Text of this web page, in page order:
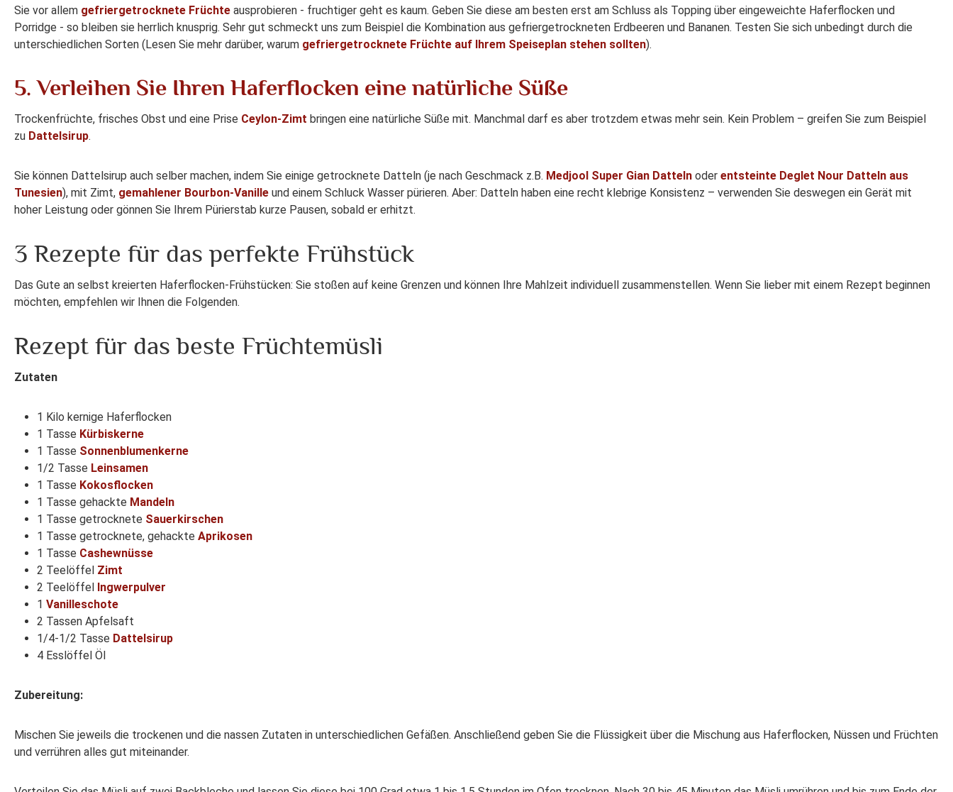
Sie vor allem gefriergetrocknete Früchte ausprobieren - fruchtiger geht es kaum. Geben Sie diese am besten erst am Schluss als Topping über eingeweichte Haferflocken und
Porridge - so bleiben sie herrlich knusprig. Sehr gut schmeckt uns zum Beispiel die Kombination aus gefriergetrockneten Erdbeeren und Bananen. Testen Sie sich unbedingt durch die
unterschiedlichen Sorten (Lesen Sie mehr darüber, warum gefriergetrocknete Früchte auf Ihrem Speiseplan stehen sollten).
5. Verleihen Sie Ihren Haferflocken eine natürliche Süße
Trockenfrüchte, frisches Obst und eine Prise Ceylon-Zimt bringen eine natürliche Süße mit. Manchmal darf es aber trotzdem etwas mehr sein. Kein Problem – greifen Sie zum Beispiel
zu Dattelsirup.
Sie können Dattelsirup auch selber machen, indem Sie einige getrocknete Datteln (je nach Geschmack z.B. Medjool Super Gian Datteln oder entsteinte Deglet Nour Datteln aus
Tunesien), mit Zimt, gemahlener Bourbon-Vanille und einem Schluck Wasser pürieren. Aber: Datteln haben eine recht klebrige Konsistenz – verwenden Sie deswegen ein Gerät mit
hoher Leistung oder gönnen Sie Ihrem Pürierstab kurze Pausen, sobald er erhitzt.
3 Rezepte für das perfekte Frühstück
Das Gute an selbst kreierten Haferflocken-Frühstücken: Sie stoßen auf keine Grenzen und können Ihre Mahlzeit individuell zusammenstellen. Wenn Sie lieber mit einem Rezept beginnen
möchten, empfehlen wir Ihnen die Folgenden.
Rezept für das beste Früchtemüsli
Zutaten
1 Kilo kernige Haferflocken
1 Tasse Kürbiskerne
1 Tasse Sonnenblumenkerne
1/2 Tasse Leinsamen
1 Tasse Kokosflocken
1 Tasse gehackte Mandeln
1 Tasse getrocknete Sauerkirschen
1 Tasse getrocknete, gehackte Aprikosen
1 Tasse Cashewnüsse
2 Teelöffel Zimt
2 Teelöffel Ingwerpulver
1 Vanilleschote
2 Tassen Apfelsaft
1/4-1/2 Tasse Dattelsirup
4 Esslöffel Öl
Zubereitung:
Mischen Sie jeweils die trockenen und die nassen Zutaten in unterschiedlichen Gefäßen. Anschließend geben Sie die Flüssigkeit über die Mischung aus Haferflocken, Nüssen und Früchten
und verrühren alles gut miteinander.